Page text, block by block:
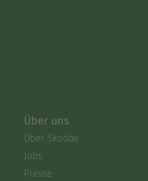
Über uns
Über Skoobe
Jobs
Presse